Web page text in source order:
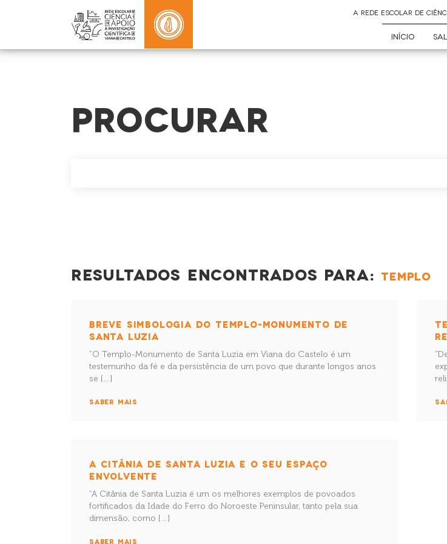
A REDE ESCOLAR DE
INÍCIO
PROCURAR
RESULTADOS ENCONTRADOS PARA: TEMPLO
BREVE SIMBOLOGIA DO TEMPLO-MONUMENTO DE
SANTA LUZIA
“O Templo-Monumento de Santa Luzia em Viana do Castelo é um
testemunho da fé e da persistência de um povo que durante longos anos
se […]
SABER MAIS
A CITÂNIA DE SANTA LUZIA E O SEU ESPAÇO
ENVOLVENTE
“A Citânia de Santa Luzia é um os melhores exemplos de povoados
fortificados da Idade do Ferro do Noroeste Peninsular, tanto pela sua
dimensão, como […]
SABER MAIS